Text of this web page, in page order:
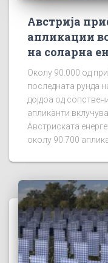
Австрија
апликации
на соларна
Околу 90.000 од
последната рунда
дојдоа од
апликанти
Австриската
околу 90.700